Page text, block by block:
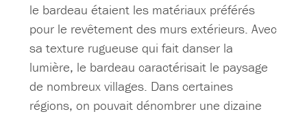
le bardeau étaient les matériaux préférés
pour le revêtement des murs extérieurs. Avec
sa texture rugueuse qui fait danser la
lumière, le bardeau caractérisait le paysage
de nombreux villages. Dans certaines
régions, on pouvait dénombrer une dizaine